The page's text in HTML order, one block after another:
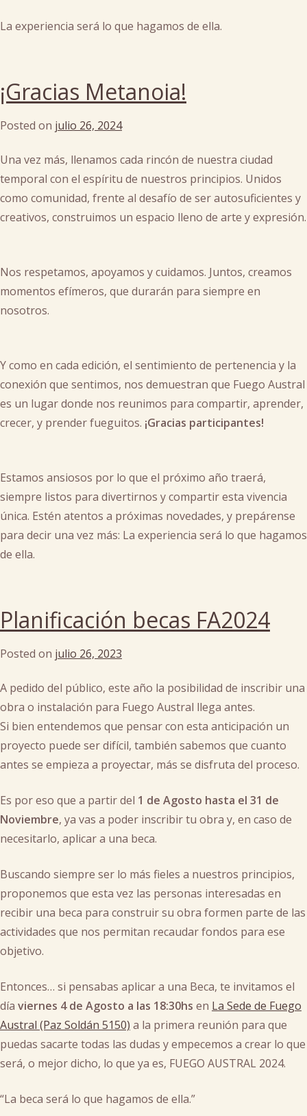
La experiencia será lo que hagamos de ella.
Uncategorized
¡Gracias Metanoia!
Posted on julio 26, 2024by
Una vez más, llenamos cada rincón de nuestra ciudad
temporal con el espíritu de nuestros principios. Unidos
como comunidad, frente al desafío de ser autosuficientes y
creativos, construimos un espacio lleno de arte y expresión.
Nos respetamos, apoyamos y cuidamos. Juntos, creamos
momentos efímeros, que durarán para siempre en
nosotros.
Y como en cada edición, el sentimiento de pertenencia y la
conexión que sentimos, nos demuestran que Fuego Austral
es un lugar donde nos reunimos para compartir, aprender,
crecer, y prender fueguitos. ¡Gracias participantes!
Estamos ansiosos por lo que el próximo año traerá,
siempre listos para divertirnos y compartir esta vivencia
única. Estén atentos a próximas novedades, y prepárense
para decir una vez más: La experiencia será lo que hagamos
de ella.
cultura
Planificación becas FA2024
Posted on julio 26, 2023
A pedido del público, este año la posibilidad de inscribir una
obra o instalación para Fuego Austral llega antes.
Si bien entendemos que pensar con esta anticipación un
proyecto puede ser difícil, también sabemos que cuanto
antes se empieza a proyectar, más se disfruta del proceso.
Es por eso que a partir del 1 de Agosto hasta el 31 de
Noviembre, ya vas a poder inscribir tu obra y, en caso de
necesitarlo, aplicar a una beca.
Buscando siempre ser lo más fieles a nuestros principios,
proponemos que esta vez las personas interesadas en
recibir una beca para construir su obra formen parte de las
actividades que nos permitan recaudar fondos para ese
objetivo.
Entonces… si pensabas aplicar a una Beca, te invitamos el
día viernes 4 de Agosto a las 18:30hs en La Sede de Fuego
Austral (Paz Soldán 5150) a la primera reunión para que
puedas sacarte todas las dudas y empecemos a crear lo que
será, o mejor dicho, lo que ya es, FUEGO AUSTRAL 2024.
“La beca será lo que hagamos de ella.”